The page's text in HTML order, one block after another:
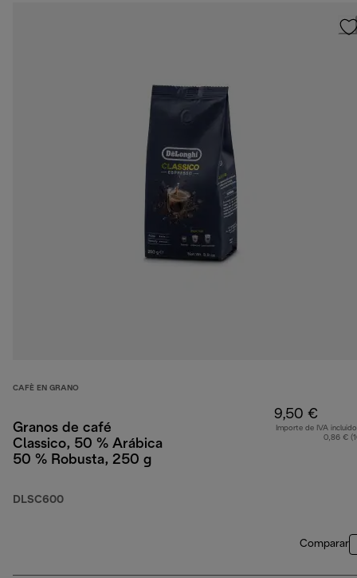
CAFÈ EN GRANO
Granos de café
Classico, 50 % Arábica
50 % Robusta, 250 g
DLSC600
9,50 €
Importe de IVA
0,86 €
Comparar